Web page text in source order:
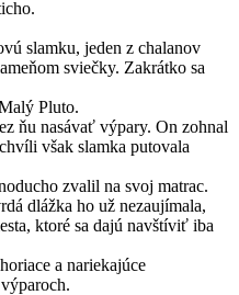
slamku, jeden z chalanov
sviečky. Zakrátko sa
Pluto.
ňu nasávať výpary. On zohnal
však slamka putovala
zvalil na svoj matrac.
dlážka ho už nezaujímala,
ktoré sa dajú navštíviť iba
a nariekajúce